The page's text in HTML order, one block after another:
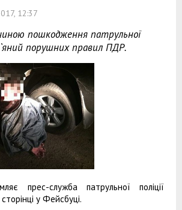
12:37
пошкодження патрульної
порушних правил ПДР.
прес-служба патрульної поліції
у Фейсбуці.